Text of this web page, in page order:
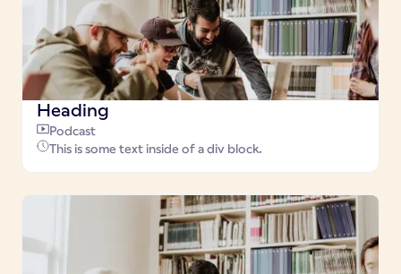
Heading
Podcast
This is some text inside of a div block.